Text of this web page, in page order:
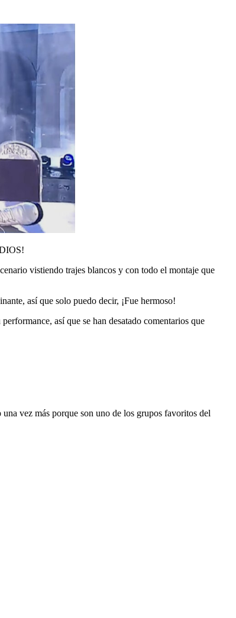
vistiendo trajes blancos y con todo el montaje que
así que solo puedo decir, ¡Fue hermoso!
así que se han desatado comentarios que
vez más porque son uno de los grupos favoritos del